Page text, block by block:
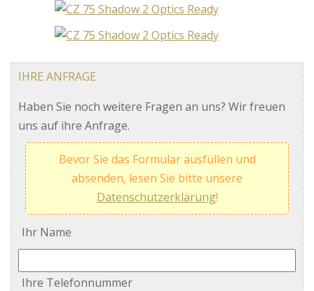
IHRE ANFRAGE
Haben Sie noch weitere Fragen an uns? Wir freuen
uns auf ihre Anfrage.
Bevor Sie das Formular ausfüllen und
absenden, lesen Sie bitte unsere
Datenschutzerklärung!
Ihr Name
Ihre Telefonnummer